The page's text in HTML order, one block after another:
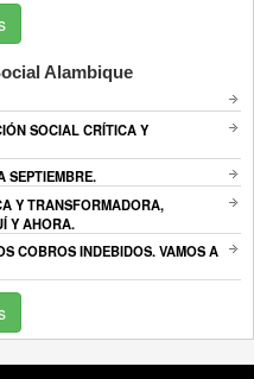
Alambique
SOCIAL CRÍTICA Y
SEPTIEMBRE.
Y TRANSFORMADORA,
Y AHORA.
COBROS INDEBIDOS. VAMOS A